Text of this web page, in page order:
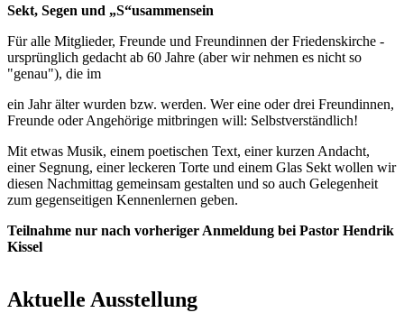
Sekt, Segen und „S“usammensein
Für alle Mitglieder, Freunde und Freundinnen der Friedenskirche -
ursprünglich gedacht ab 60 Jahre (aber wir nehmen es nicht so
"genau"), die im
ein Jahr älter wurden bzw. werden. Wer eine oder drei Freundinnen,
Freunde oder Angehörige mitbringen will: Selbstverständlich!
Mit etwas Musik, einem poetischen Text, einer kurzen Andacht,
einer Segnung, einer leckeren Torte und einem Glas Sekt wollen wir
diesen Nachmittag gemeinsam gestalten und so auch Gelegenheit
zum gegenseitigen Kennenlernen geben.
Teilnahme nur nach vorheriger Anmeldung bei Pastor Hendrik
Kissel
Aktuelle Ausstellung